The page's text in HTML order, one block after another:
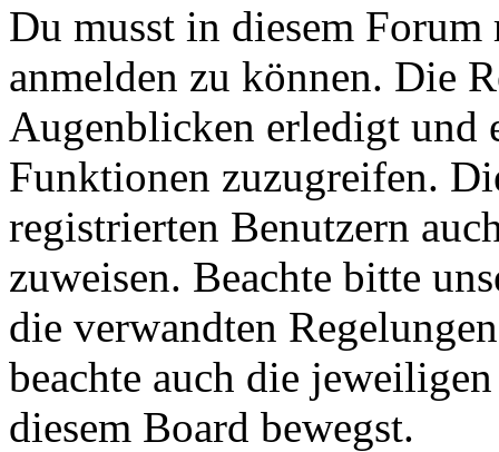
Du musst in diesem
anmelden zu können. Die
Augenblicken erledigt und
Funktionen zuzugreifen.
registrierten Benutzern
zuweisen. Beachte bitte
die verwandten
beachte auch die
diesem Board bewegst.